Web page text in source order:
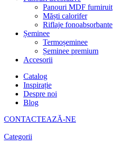
Panouri MDF furniruit
Măști calorifer
Riflaje fonoabsorbante
Șeminee
Termoșeminee
Șeminee premium
Accesorii
Catalog
Inspirație
Despre noi
Blog
CONTACTEAZĂ-NE
Categorii